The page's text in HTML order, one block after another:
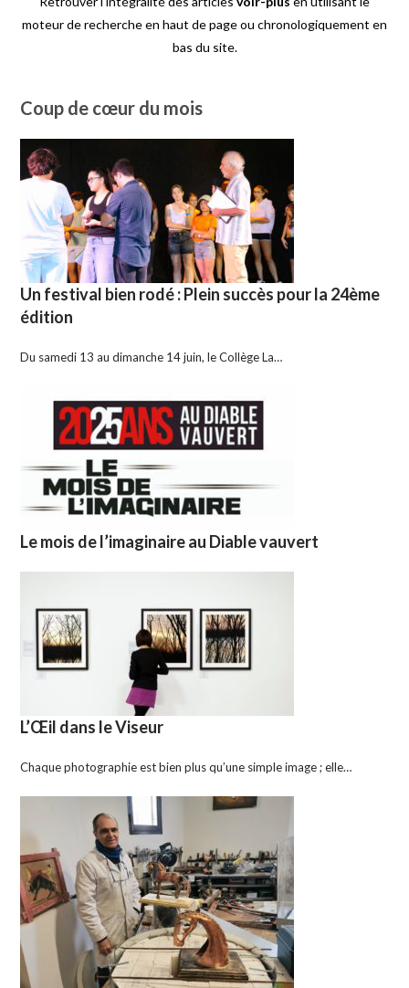
moteur de recherche en haut de page ou chronologiquement en
bas du site.
Coup de cœur du mois
Un festival bien rodé : Plein succès pour la 24ème
édition
Du samedi 13 au dimanche 14 juin, le Collège La…
Le mois de l’imaginaire au Diable vauvert
L’Œil dans le Viseur
Chaque photographie est bien plus qu’une simple image ; elle…